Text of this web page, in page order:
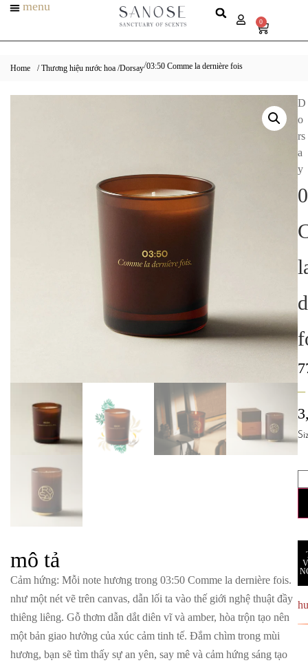
menu
0
Home / Thương hiệu nước hoa /Dorsay/03:50 Comme la dernière fois
mô tả
Cảm hứng: Mỗi note hương trong 03:50 Comme la dernière fois.
như một nét vẽ trên canvas, dẫn lối ta vào thế giới nghệ thuật đầy
thiêng liêng. Gỗ thơm dẫn dắt diên vĩ và amber, hòa trộn tạo nên
một bản giao hưởng của xúc cảm tinh tế. Đắm chìm trong mùi
hương, bạn sẽ tìm thấy sự an yên, say mê và cảm hứng sáng tạo
D
o
rs
a
y
–